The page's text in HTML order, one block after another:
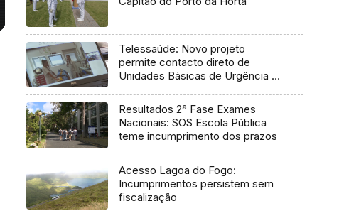
Telessaúde: Novo projeto
permite contacto direto de
Unidades Básicas de Urgência e
Resultados 2ª Fase Exames
Nacionais: SOS Escola Pública
teme incumprimento dos prazos
Acesso Lagoa do Fogo:
Incumprimentos persistem sem
fiscalização